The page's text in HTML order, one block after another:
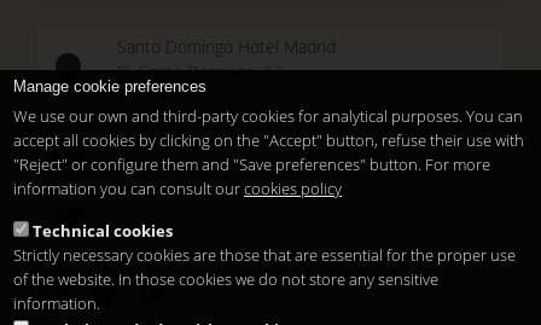
Santo Domingo Hotel Madrid
Pl. Santo Domingo, 13
28013 Madrid
Temporary Closed
See you atSunset Lookers
Restaurant
Manage cookie preferences
We use our own and third-party cookies for analytical purposes. You can
accept all cookies by clicking on the "Accept" button, refuse their use with
"Reject" or configure them and "Save preferences" button. For more
information you can consult ourcookies policy
Technical cookies
Strictly necessary cookies are those that are essential for the proper use
of the website. In those cookies we do not store any sensitive
information.